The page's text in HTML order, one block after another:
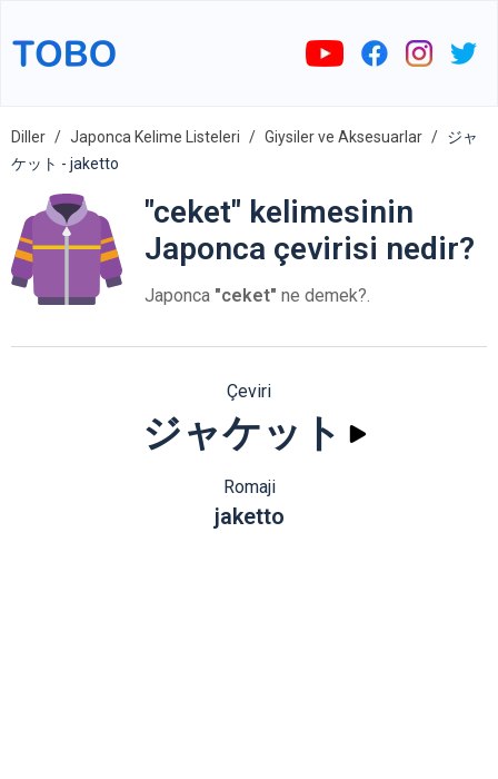
Diller Japonca Kelime Listeleri Giysiler ve Aksesuarlar
ジャ
ケット - jaketto
"ceket" kelimesinin
Japonca çevirisi nedir?
Japonca "ceket" ne demek?.
Çeviri
ジャケット
Romaji
jaketto